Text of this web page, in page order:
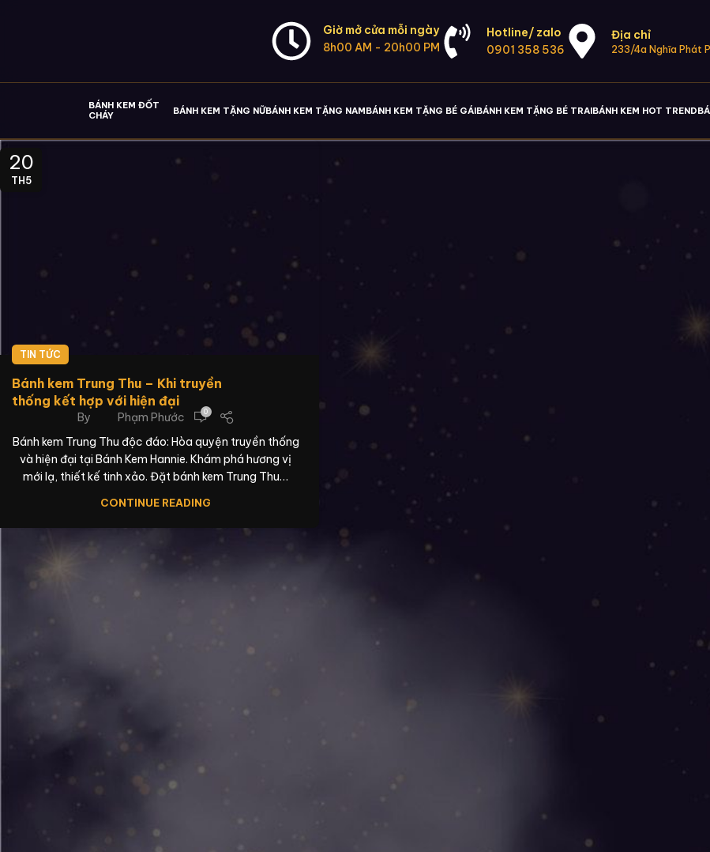
Giờ mở cửa mỗi ngày
8h00 AM - 20h00 PM
Hotline/ zalo
0901 358 536
Địa chỉ
233/4a Nghĩa Phát
BÁNH KEM ĐỐT
CHÁY
BÁNH KEM TẶNG NỮBÁNH KEM TẶNG NAMBÁNH KEM TẶNG BÉ GÁIBÁNH KEM TẶNG BÉ TRAIBÁNH KEM HOT TREND
20
TH5
TIN TỨC
Bánh kem Trung Thu – Khi truyền
thống kết hợp với hiện đại
By Phạm Phước 0
Bánh kem Trung Thu độc đáo: Hòa quyện truyền thống
và hiện đại tại Bánh Kem Hannie. Khám phá hương vị
mới lạ, thiết kế tinh xảo. Đặt bánh kem Trung Thu…
CONTINUE READING